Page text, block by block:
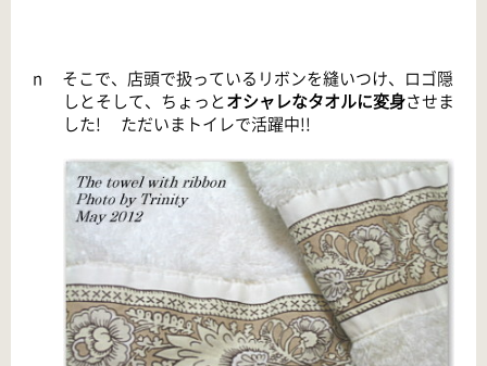
n
そこで、店頭で扱っているリボンを縫いつけ、ロゴ隠
しとそして、ちょっとオシャレなタオルに変身させま
した! ただいまトイレで活躍中!!